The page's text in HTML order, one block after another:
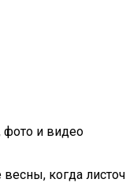
фото и видео
весны, когда